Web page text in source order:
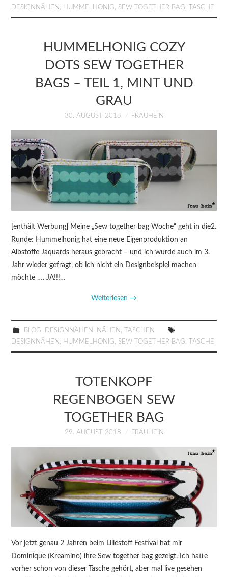
DESIGNNÄHEN , HUMMELHONIG, SEW TOGETHER BAG, TASCHE
HUMMELHONIG COZY
DOTS SEW TOGETHER
BAGS – TEIL 1, MINT UND
GRAU
30. AUGUST 2018 FRAUHEIN
[enthält Werbung] Meine „Sew together bag Woche“ geht in die2.
Runde: Hummelhonig hat eine neue Eigenproduktion an
Albstoffe Jaquards heraus gebracht – und ich wurde auch im 3.
Jahr wieder gefragt, ob ich nicht ein Designbeispiel machen
möchte …. JA!!!…
Weiterlesen →
BLOG DESIGNNÄHEN NÄHEN
TASCHEN
DESIGNNÄHEN
HUMMELHONIG SEW TOGETHER BAG TASCHE
TOTENKOPF
REGENBOGEN SEW
TOGETHER BAG
29. AUGUST 2018 FRAUHEIN
Vor jetzt genau 2 Jahren beim Lillestoff Festival hat mir
Dominique (Kreamino) ihre Sew together bag gezeigt. Ich hatte
vorher schon von dieser Tasche gehört, aber mal live gesehen